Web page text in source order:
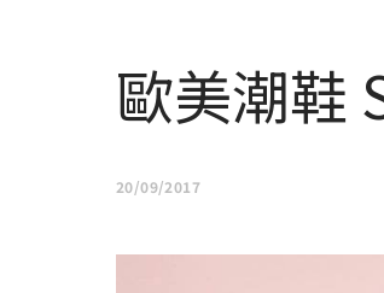
歐美潮鞋
20/09/2017